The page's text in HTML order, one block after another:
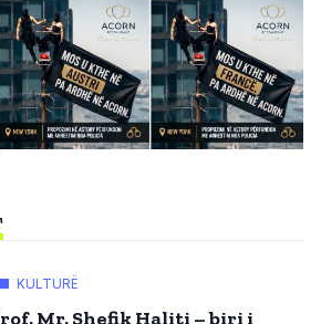
KULTURË
Mr. Shefik Haliti – biri i